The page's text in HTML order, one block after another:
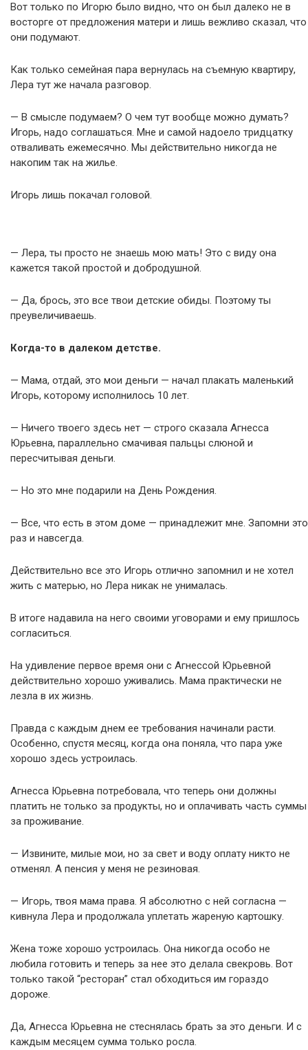
Вот только по Игорю было видно, что он был далеко не в
восторге от предложения матери и лишь вежливо сказал, что
они подумают.
Как только семейная пара вернулась на съемную квартиру,
Лера тут же начала разговор.
— В смысле подумаем? О чем тут вообще можно думать?
Игорь, надо соглашаться. Мне и самой надоело тридцатку
отваливать ежемесячно. Мы действительно никогда не
накопим так на жилье.
Игорь лишь покачал головой.
— Лера, ты просто не знаешь мою мать! Это с виду она
кажется такой простой и добродушной.
— Да, брось, это все твои детские обиды. Поэтому ты
преувеличиваешь.
Когда-то в далеком детстве.
— Мама, отдай, это мои деньги — начал плакать маленький
Игорь, которому исполнилось 10 лет.
— Ничего твоего здесь нет — строго сказала Агнесса
Юрьевна, параллельно смачивая пальцы слюной и
пересчитывая деньги.
— Но это мне подарили на День Рождения.
— Все, что есть в этом доме — принадлежит мне. Запомни это
раз и навсегда.
Действительно все это Игорь отлично запомнил и не хотел
жить с матерью, но Лера никак не унималась.
В итоге надавила на него своими уговорами и ему пришлось
согласиться.
На удивление первое время они с Агнессой Юрьевной
действительно хорошо уживались. Мама практически не
лезла в их жизнь.
Правда с каждым днем ее требования начинали расти.
Особенно, спустя месяц, когда она поняла, что пара уже
хорошо здесь устроилась.
Агнесса Юрьевна потребовала, что теперь они должны
платить не только за продукты, но и оплачивать часть суммы
за проживание.
— Извините, милые мои, но за свет и воду оплату никто не
отменял. А пенсия у меня не резиновая.
— Игорь, твоя мама права. Я абсолютно с ней согласна —
кивнула Лера и продолжала уплетать жареную картошку.
Жена тоже хорошо устроилась. Она никогда особо не
любила готовить и теперь за нее это делала свекровь. Вот
только такой “ресторан” стал обходиться им гораздо
дороже.
Да, Агнесса Юрьевна не стеснялась брать за это деньги. И с
каждым месяцем сумма только росла.